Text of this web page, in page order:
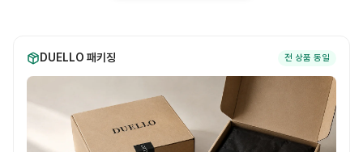
DUELLO 패키징 전 상품 동일